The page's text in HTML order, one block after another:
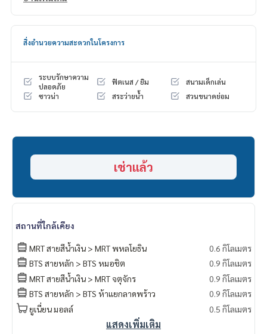
Equinox Phahol-Vibha
Size 63 square meters
2 bedrooms, 2 bathrooms
Chatuchak Park view
Garage, Playground/Kids Area, Fitness, Sauna, 24 Hours Se
Nearby places
BTS Mo Chit, Central Ladprao, Chatuchak Park
สิ่งอำนวยความสะดวกในโครงการ
ระบบรักษาความ
ปลอดภัย
ฟิตเนส / ยิม
สนามเด็กเล่น
ซาวน่า
สระว่ายน้ำ สวนขนาดย่อม
เช่าแล้ว
สถานที่ใกล้เคียง
MRT สายสีน้ำเงิน > MRT พหลโยธิน
0.6 กิโลเมตร
BTS สายหลัก > BTS หมอชิต
0.9 กิโลเมตร
MRT สายสีน้ำเงิน > MRT จตุจักร
0.9 กิโลเมตร
BTS สายหลัก > BTS ห้าแยกลาดพร้าว
0.9 กิโลเมตร
ยูเนี่ยน มอลล์
0.5 กิโลเมตร
แสดงเพิ่มเติม